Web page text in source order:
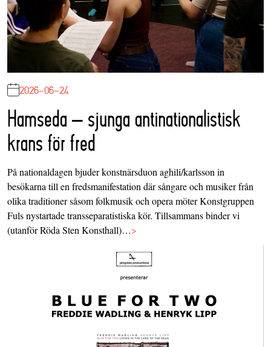
2026-06-24
Hamseda – sjunga antinationalistisk
krans för fred
På nationaldagen bjuder konstnärsduon aghili/karlsson in
besökarna till en fredsmanifestation där sångare och musiker från
olika traditioner såsom folkmusik och opera möter Konstgruppen
Fuls nystartade transseparatistiska kör. Tillsammans binder vi
(utanför Röda Sten Konsthall)…>